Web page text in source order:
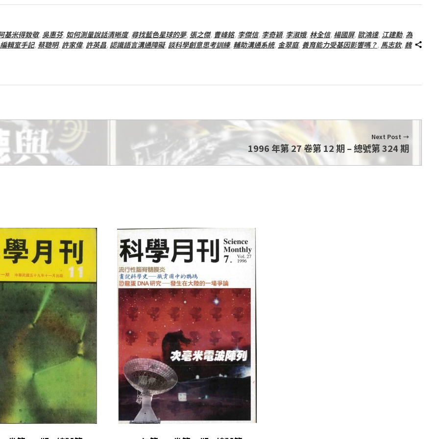
基米得致敬, 吳惠芬, 如何測量說話清晰度, 尋找藍色星球的夢, 張之傑, 曹峰銘, 李傑信, 李奇穎, 李淑娥, 林全信, 楊國屏, 歐鴻達, 江建勳, 為
編輯室手記, 蔡聰明, 許家偉, 許英昌, 認識語言溝通障礙, 談科學創意思考訓練, 輔助溝通系統, 金翠庭, 養育能力受基因影響嗎？, 馬志欽, 魏
Next Post
1996 年第 27 卷第 12 期 – 總號第 324 期